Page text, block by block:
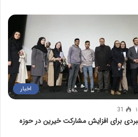
اخبار
31
برای افزایش مشارکت خیرین در حوزه